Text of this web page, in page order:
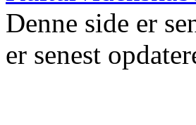
Denne side er
er senest